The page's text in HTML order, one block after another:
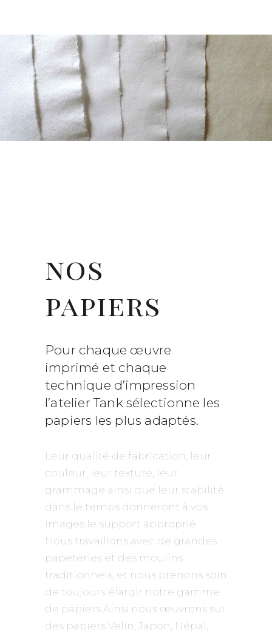
nos
papiers
Pour chaque œuvre
imprimé et chaque
technique d’impression
l’atelier Tank sélectionne les
papiers les plus adaptés.
Leur qualité de fabrication, leur
couleur, leur texture, leur
grammage ainsi que leur stabilité
dans le temps donneront à vos
images le support approprié.
Nous travaillons avec de grandes
papeteries et des moulins
traditionnels, et nous prenons soin
de toujours élargir notre gamme
de papiers Ainsi nous œuvrons sur
des papiers Velin, Japon, Népal,